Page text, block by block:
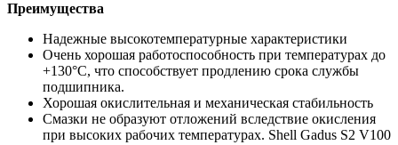
Преимущества
Надежные высокотемпературные характеристики
Очень хорошая работоспособность при температурах до
+130°С, что способствует продлению срока службы
подшипника.
Хорошая окислительная и механическая стабильность
Смазки не образуют отложений вследствие окисления
при высоких рабочих температурах. Shell Gadus S2 V100